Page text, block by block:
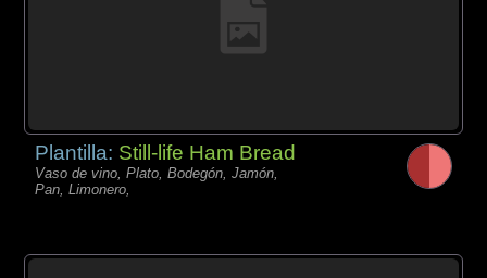
Plantilla: Still-life Ham Bread
Vaso de vino, Plato, Bodegón, Jamón,
Pan, Limonero,